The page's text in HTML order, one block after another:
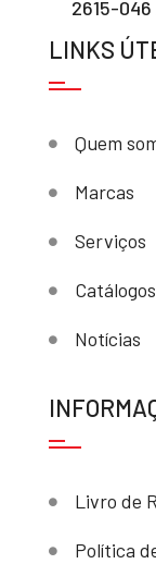
2615-
LINKS
Quem
Marcas
Serviços
Catálogos
Notícias
Livro de
Política